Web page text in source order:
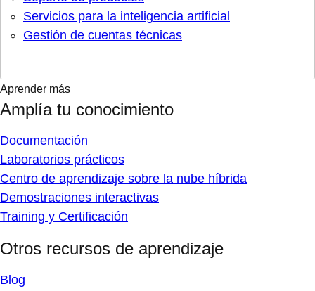
Servicios para la inteligencia artificial
Gestión de cuentas técnicas
Aprender más
Amplía tu conocimiento
Documentación
Laboratorios prácticos
Centro de aprendizaje sobre la nube híbrida
Demostraciones interactivas
Training y Certificación
Otros recursos de aprendizaje
Blog